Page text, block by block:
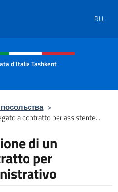
RU
и
d'Italia Tashkent
>
a contratto per assistente...
di un
per